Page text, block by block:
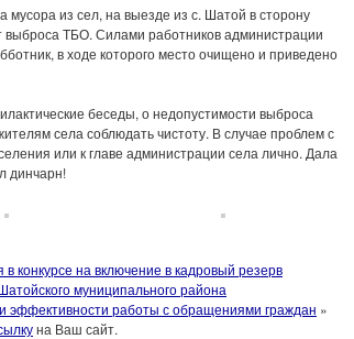
из сел, на выезде из с. Шатой в сторону
ТБО. Силами работников администрации
в ходе которого место очищено и приведено
беседы, о недопустимости выброса
села соблюдать чистоту. В случае проблем с
или к главе администрации села лично. Дала
динчарн!
на включение в кадровый резерв
муниципального района
эффективности работы с обращениями граждан »
на Ваш сайт.